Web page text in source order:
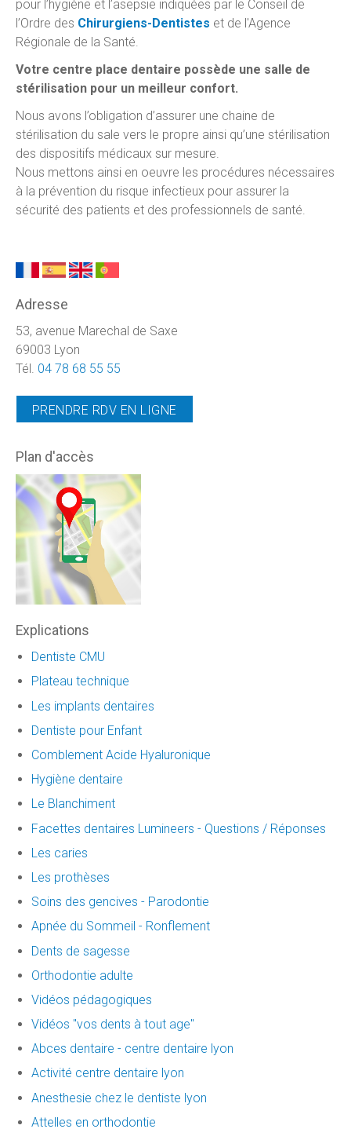
pour l’hygiène et l’asepsie indiquées par le Conseil de
l’Ordre des Chirurgiens-Dentistes et de l'Agence
Régionale de la Santé.
Votre centre place dentaire possède une salle de
stérilisation pour un meilleur confort.
Nous avons l’obligation d’assurer une chaine de
stérilisation du sale vers le propre ainsi qu’une stérilisation
des dispositifs médicaux sur mesure.
Nous mettons ainsi en oeuvre les procédures nécessaires
à la prévention du risque infectieux pour assurer la
sécurité des patients et des professionnels de santé.
Adresse
53, avenue Marechal de Saxe
69003 Lyon
Tél. 04 78 68 55 55
PRENDRE RDV EN LIGNE
Plan d'accès
Explications
Dentiste CMU
Plateau technique
Les implants dentaires
Dentiste pour Enfant
Comblement Acide Hyaluronique
Hygiène dentaire
Le Blanchiment
Facettes dentaires Lumineers - Questions / Réponses
Les caries
Les prothèses
Soins des gencives - Parodontie
Apnée du Sommeil - Ronflement
Dents de sagesse
Orthodontie adulte
Vidéos pédagogiques
Vidéos "vos dents à tout age"
Abces dentaire - centre dentaire lyon
Activité centre dentaire lyon
Anesthesie chez le dentiste lyon
Attelles en orthodontie